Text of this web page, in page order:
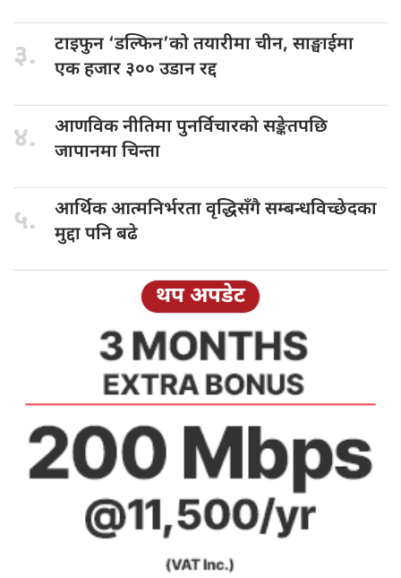
३. टाइफुन ‘डल्फिन’कोतयारीमा चीन, साङ्घाईमा
एक हजार ३०० उडान रद्द
४. आणविक नीतिमापुनर्विचारको सङ्केतपछि
जापानमा चिन्ता
५. आर्थिक आत्मनिर्भरतावृद्धिसँगै सम्बन्धविच्छेदका
मुद्दा पनि बढे
थप अपडेट